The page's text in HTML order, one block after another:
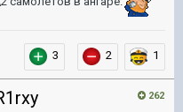
3 2 1
262